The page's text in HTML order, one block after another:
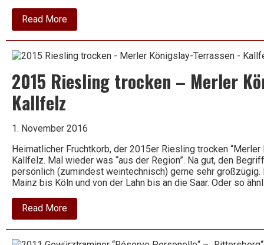
Read Moreabout
2012
Sauvignon
–
Rings
2015 Riesling trocken – Merler
Kallfelz
1. November 2016
Heimatlicher Fruchtkorb, der 2015er Riesling trocken
Kallfelz. Mal wieder was “aus der Region”. Na gut, den
persönlich (zumindest weintechnisch) gerne sehr
Mainz bis Köln und von der Lahn bis an die Saar. Oder so
Read Moreabout
2015
Riesling